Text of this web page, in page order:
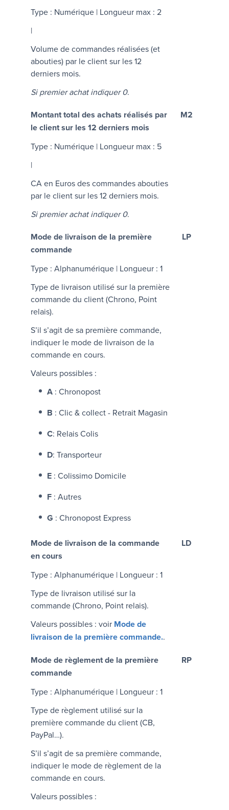
Type : Numérique | Longueur max : 2
|
Volume de commandes réalisées (et
abouties) par le client sur les 12
derniers mois.
Si premier achat indiquer 0.
Montant total des achats réalisés par
le client sur les 12 derniers mois
Type : Numérique | Longueur max : 5
|
CA en Euros des commandes abouties
par le client sur les 12 derniers mois.
Si premier achat indiquer 0.
M2
Mode de livraison de la première
commande
Type : Alphanumérique | Longueur : 1
Type de livraison utilisé sur la première
commande du client (Chrono, Point
relais).
S’il s’agit de sa première commande,
indiquer le mode de livraison de la
commande en cours.
Valeurs possibles :
A : Chronopost
B : Clic & collect - Retrait Magasin
C: Relais Colis
D: Transporteur
E : Colissimo Domicile
F : Autres
G : Chronopost Express
LP
Mode de livraison de la commande
en cours
Type : Alphanumérique | Longueur : 1
Type de livraison utilisé sur la
commande (Chrono, Point relais).
Valeurs possibles : voir Mode de
livraison de la première commande..
LD
Mode de règlement de la première
commande
Type : Alphanumérique | Longueur : 1
Type de règlement utilisé sur la
première commande du client (CB,
PayPal…).
S’il s’agit de sa première commande,
indiquer le mode de règlement de la
commande en cours.
Valeurs possibles :
RP